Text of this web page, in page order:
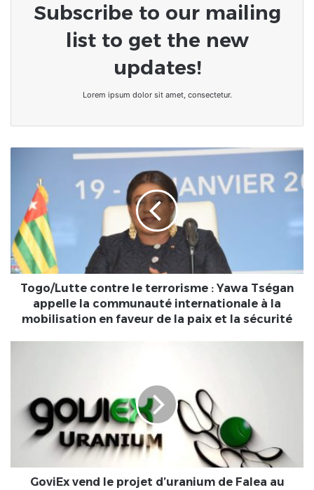
Subscribe to our mailing
list to get the new
updates!
Lorem ipsum dolor sit amet, consectetur.
terrorisme
Yawa
Tségan
appelle
la
communauté
internationale
Togo/Lutte contre le terrorisme : Yawa Tségan
appelle la communauté internationale à la
mobilisation en faveur de la paix et la sécurité
d’uranium
Mali
GoviEx vend le projet d’uranium de Falea au